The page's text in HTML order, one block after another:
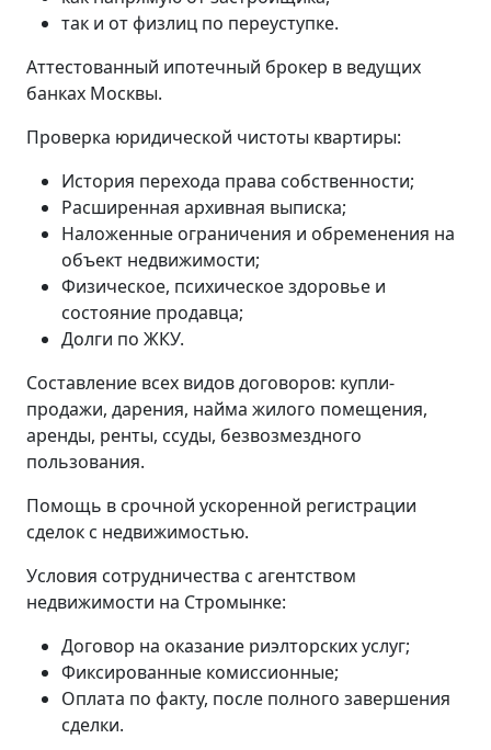
так и от физлиц по переуступке.
Аттестованный ипотечный брокер в ведущих
банках Москвы.
Проверка юридической чистоты квартиры:
История перехода права собственности;
Расширенная архивная выписка;
Наложенные ограничения и обременения на
объект недвижимости;
Физическое, психическое здоровье и
состояние продавца;
Долги по ЖКУ.
Составление всех видов договоров: купли-
продажи, дарения, найма жилого помещения,
аренды, ренты, ссуды, безвозмездного
пользования.
Помощь в срочной ускоренной регистрации
сделок с недвижимостью.
Условия сотрудничества с агентством
недвижимости на Стромынке:
Договор на оказание риэлторских услуг;
Фиксированные комиссионные;
Оплата по факту, после полного завершения
сделки.